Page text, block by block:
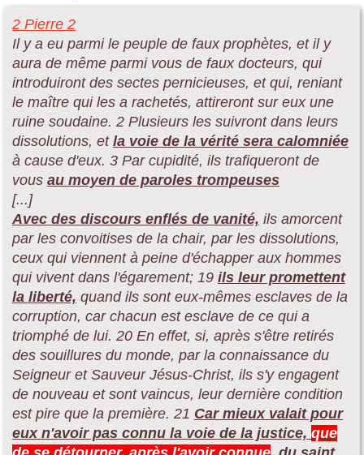
2 Pierre 2
Il y a eu parmi le peuple de faux prophètes, et il y
aura de même parmi vous de faux docteurs, qui
introduiront des sectes pernicieuses, et qui, reniant
le maître qui les a rachetés, attireront sur eux une
ruine soudaine. 2 Plusieurs les suivront dans leurs
dissolutions, et la voie de la vérité sera calomniée
à cause d'eux. 3 Par cupidité, ils trafiqueront de
vous au moyen de paroles trompeuses
[...]
Avec des discours enflés de vanité, ils amorcent
par les convoitises de la chair, par les dissolutions,
ceux qui viennent à peine d'échapper aux hommes
qui vivent dans l'égarement; 19 ils leur promettent
la liberté, quand ils sont eux-mêmes esclaves de la
corruption, car chacun est esclave de ce qui a
triomphé de lui. 20 En effet, si, après s'être retirés
des souillures du monde, par la connaissance du
Seigneur et Sauveur Jésus-Christ, ils s'y engagent
de nouveau et sont vaincus, leur dernière condition
est pire que la première. 21 Car mieux valait pour
eux n'avoir pas connu la voie de la justice, que